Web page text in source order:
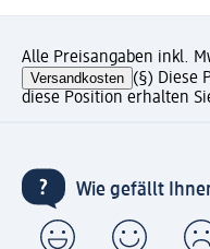
Alle Preisangaben inkl.
Versandkosten (§) Diese
diese Position erhalten
Wie gefällt